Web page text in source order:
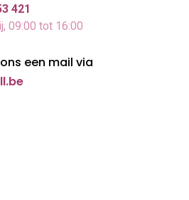
421
09:00 tot 16:00
een mail via